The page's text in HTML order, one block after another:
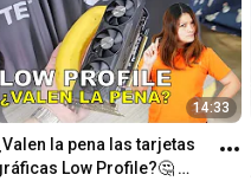
14:33
la pena las tarjetas
Low Profile?🤔